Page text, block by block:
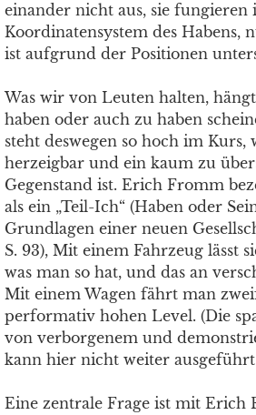
einander nicht aus, sie fungieren
Koordinatensystem des Habens,
ist aufgrund der Positionen
Was wir von Leuten halten,
haben oder auch zu haben
steht deswegen so hoch im Kurs,
herzeigbar und ein kaum zu
Gegenstand ist. Erich Fromm
als ein „Teil-Ich“ (Haben oder
Grundlagen einer neuen
S. 93), Mit einem Fahrzeug lässt
was man so hat, und das an
Mit einem Wagen fährt man
performativ hohen Level. (Die
von verborgenem und
kann hier nicht weiter
Eine zentrale Frage ist mit Erich